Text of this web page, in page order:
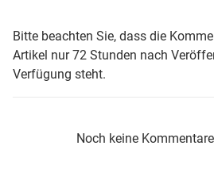
Bitte beachten Sie, dass die
Artikel nur 72 Stunden nach
Verfügung steht.
Noch keine